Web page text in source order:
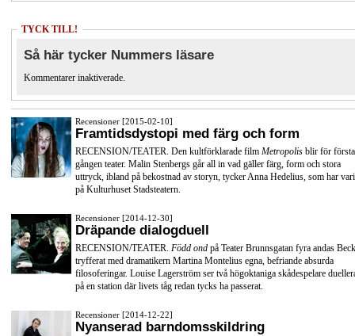
TYCK TILL!
Så här tycker Nummers läsare
Kommentarer inaktiverade.
Recensioner [2015-02-10]
Framtidsdystopi med färg och form
RECENSION/TEATER. Den kultförklarade film Metropolis blir för första
gången teater. Malin Stenbergs går all in vad gäller färg, form och stora
uttryck, ibland på bekostnad av storyn, tycker Anna Hedelius, som har
på Kulturhuset Stadsteatern.
Recensioner [2014-12-30]
Dräpande dialogduell
RECENSION/TEATER. Född ond på Teater Brunnsgatan fyra andas
tryfferat med dramatikern Martina Montelius egna, befriande absurda
filosoferingar. Louise Lagerström ser två högoktaniga skådespelare
på en station där livets tåg redan tycks ha passerat.
Recensioner [2014-12-22]
Nyanserad barndomsskildring